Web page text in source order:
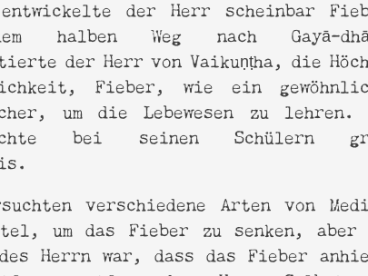
der Herr scheinbar
halben Weg nach Gayā-
der Herr von Vaikuṇṭha, die
Fieber, wie ein
um die Lebewesen zu lehren.
bei seinen Schülern
verschiedene Arten von
um das Fieber zu senken, aber
des Herrn war, dass das Fieber